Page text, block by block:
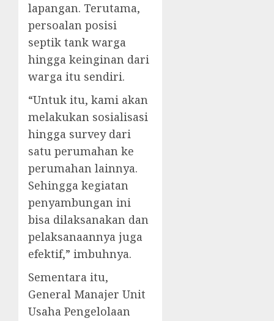
lapangan. Terutama,
persoalan posisi
septik tank warga
hingga keinginan dari
warga itu sendiri.
“Untuk itu, kami akan
melakukan sosialisasi
hingga survey dari
satu perumahan ke
perumahan lainnya.
Sehingga kegiatan
penyambungan ini
bisa dilaksanakan dan
pelaksanaannya juga
efektif,” imbuhnya.
Sementara itu,
General Manajer Unit
Usaha Pengelolaan